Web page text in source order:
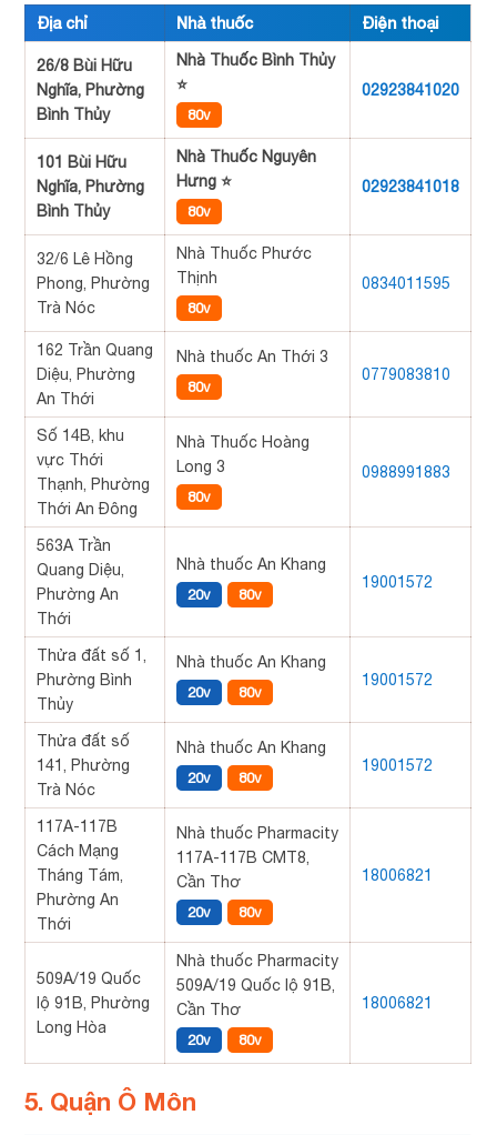
Địa chỉ Nhà thuốc Điện thoại
26/8 Bùi Hữu
Nghĩa, Phường
Bình Thủy
Nhà Thuốc Bình Thủy
⭐
80v
02923841020
101 Bùi Hữu
Nghĩa, Phường
Bình Thủy
Nhà Thuốc Nguyên
Hưng ⭐
80v
02923841018
32/6 Lê Hồng
Phong, Phường
Trà Nóc
Nhà Thuốc Phước
Thịnh
80v
0834011595
162 Trần Quang
Diệu, Phường
An Thới
Nhà thuốc An Thới 3
80v
0779083810
Số 14B, khu
vực Thới
Thạnh, Phường
Thới An Đông
Nhà Thuốc Hoàng
Long 3
80v
0988991883
563A Trần
Quang Diệu,
Phường An
Thới
Nhà thuốc An Khang
20v 80v
19001572
Thửa đất số 1,
Phường Bình
Thủy
Nhà thuốc An Khang
20v 80v
19001572
Thửa đất số
141, Phường
Trà Nóc
Nhà thuốc An Khang
20v 80v
19001572
117A-117B
Cách Mạng
Tháng Tám,
Phường An
Thới
Nhà thuốc Pharmacity
117A-117B CMT8,
Cần Thơ
20v 80v
18006821
509A/19 Quốc
lộ 91B, Phường
Long Hòa
Nhà thuốc Pharmacity
509A/19 Quốc lộ 91B,
Cần Thơ
20v 80v
18006821
5. Quận Ô Môn